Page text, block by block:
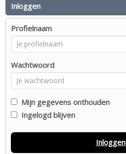
Inloggen
Profielnaam
Wachtwoord
Mijn gegevens onthouden
Ingelogd blijven
Inloggen